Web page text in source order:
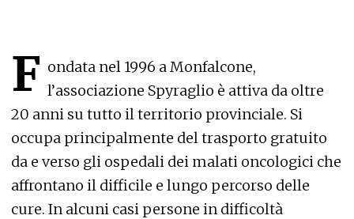
F ondata nel 1996 a Monfalcone,
l’associazione Spyraglio è attiva da oltre
20 anni su tutto il territorio provinciale. Si
occupa principalmente del trasporto gratuito
da e verso gli ospedali dei malati oncologici che
affrontano il difficile e lungo percorso delle
cure. In alcuni casi persone in difficoltà